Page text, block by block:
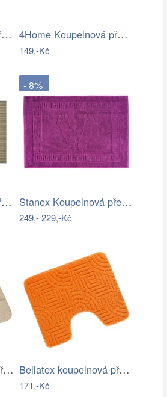
4Home Koupelnová předložka Abstract, 40… 4Home Koupelnová předložka Abstract, 50…
149,-Kč
4Home Koupelnová předložka Infinity, 40…
- 8%
Stanex Koupelnová předložka Mexico…
249,-229,-Kč
Bellatex koupelnová předložka BANY… Bellatex koupelnová předložka BANY…
171,-Kč